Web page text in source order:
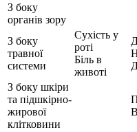
З боку
органів зору
З боку
травної
системи
Сухість у
роті
Біль в
животі
З боку шкіри
та підшкірно-
жирової
клітковини